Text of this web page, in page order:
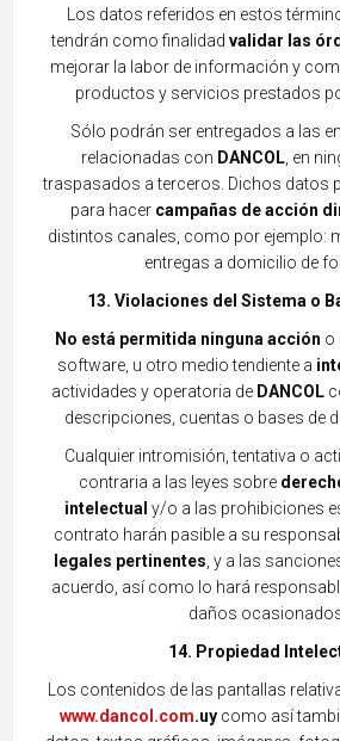
Los datos referidos en estos
tendrán como finalidad validar las
mejorar la labor de información y
productos y servicios prestados
Sólo podrán ser entregados a las
relacionadas con DANCOL, en
traspasados a terceros. Dichos datos
para hacer campañas de acción
distintos canales, como por ejemplo:
entregas a domicilio de
13. Violaciones del Sistema o
No está permitida ninguna acción o
software, u otro medio tendiente a
actividades y operatoria de DANCOL
descripciones, cuentas o bases de
Cualquier intromisión, tentativa o
contraria a las leyes sobre
intelectual y/o a las prohibiciones
contrato harán pasible a su
legales pertinentes , y a las
acuerdo, así como lo hará
daños
14. Propiedad
Los contenidos de las pantallas
www.dancol.com.uycomo así